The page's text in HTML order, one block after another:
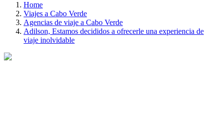
Home
Viajes a Cabo Verde
Agencias de viaje a Cabo Verde
Adilson, Estamos decididos a ofrecerle una experiencia de
viaje inolvidable